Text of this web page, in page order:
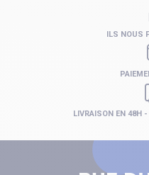
LIVRAISON EN 48H -
ILS NOUS